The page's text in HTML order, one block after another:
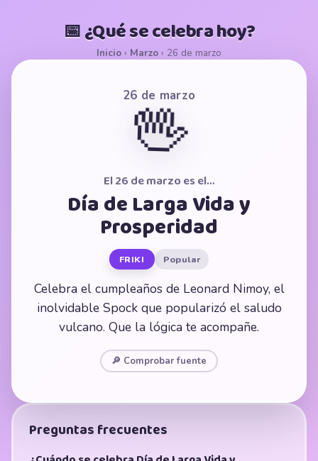
📅 ¿Qué se celebra hoy?
Inicio › Marzo › 26 de marzo
26 de marzo
🖖
El 26 de marzo es el…
Día de Larga Vida y
Prosperidad
FRIKI Popular
Celebra el cumpleaños de Leonard Nimoy, el
inolvidable Spock que popularizó el saludo
vulcano. Que la lógica te acompañe.
🔎 Comprobar fuente
Preguntas frecuentes